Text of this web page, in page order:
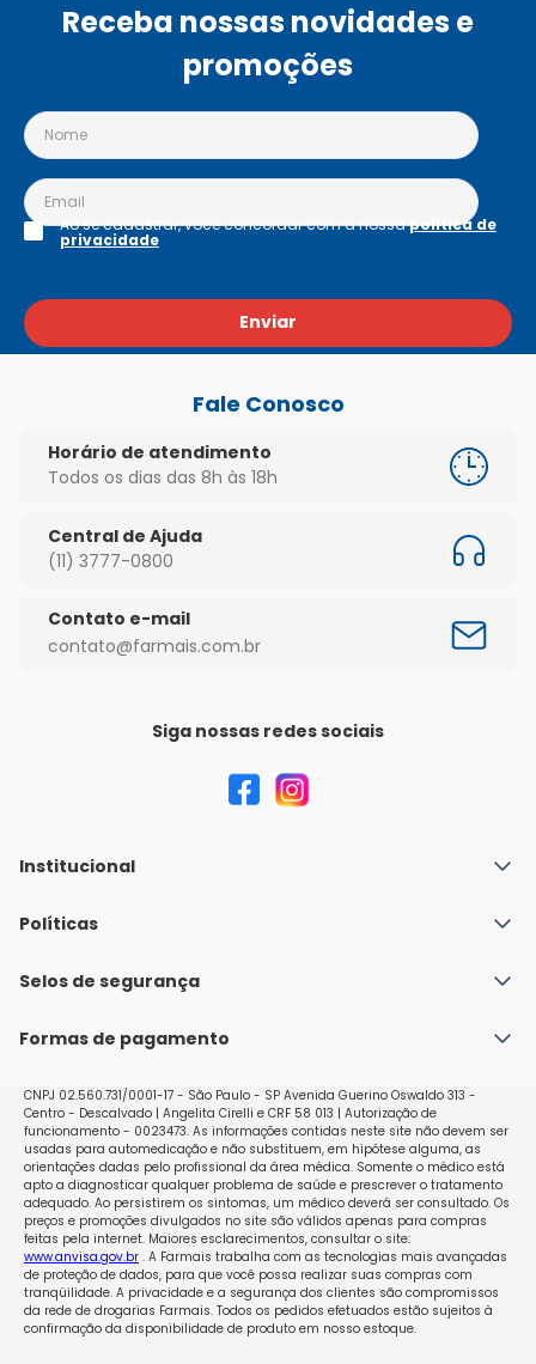
Receba nossas novidades e
promoções
Enviar
Ao se cadastrar, você concordar com a nossapolítica de
privacidade
Fale Conosco
Horário de atendimento
Todos os dias das 8h às 18h
Central de Ajuda
(11) 3777-0800
Contato e-mail
contato@farmais.com.br
Siga nossas redes sociais
Institucional
Quem Somos
Nossas lojas
Políticas
Política de Envio
Políticas de Trocas e Devoluções
Selos de segurança
Formas de pagamento
CNPJ 02.560.731/0001-17 - São Paulo - SP Avenida Guerino Oswaldo 313 -
Centro - Descalvado | Angelita Cirelli e CRF 58 013 | Autorização de
funcionamento - 0023473. As informações contidas neste site não devem ser
usadas para automedicação e não substituem, em hipótese alguma, as
orientações dadas pelo profissional da área médica. Somente o médico está
apto a diagnosticar qualquer problema de saúde e prescrever o tratamento
adequado. Ao persistirem os sintomas, um médico deverá ser consultado. Os
preços e promoções divulgados no site são válidos apenas para compras
feitas pela internet. Maiores esclarecimentos, consultar o site:
www.anvisa.gov.br. A Farmais trabalha com as tecnologias mais avançadas
de proteção de dados, para que você possa realizar suas compras com
tranqüilidade. A privacidade e a segurança dos clientes são compromissos
da rede de drogarias Farmais. Todos os pedidos efetuados estão sujeitos à
confirmação da disponibilidade de produto em nosso estoque.